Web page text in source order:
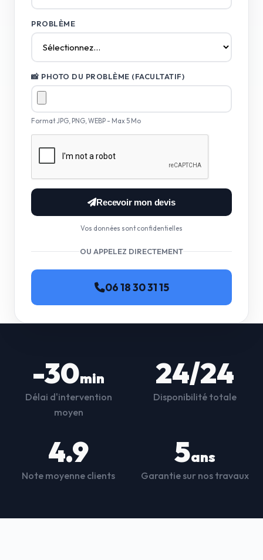
PROBLÈME
📸 PHOTO DU PROBLÈME (FACULTATIF)
Format JPG, PNG, WEBP - Max 5 Mo
Recevoir mon devis
Vos données sont confidentielles
OU APPELEZ DIRECTEMENT
06 18 30 31 15
-30min
Délai d'intervention
moyen
24/24
Disponibilité totale
4.9
Note moyenne clients
5ans
Garantie sur nos travaux